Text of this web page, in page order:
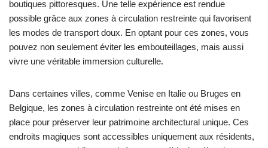
boutiques pittoresques. Une telle expérience est rendue
possible grâce aux zones à circulation restreinte qui favorisent
les modes de transport doux. En optant pour ces zones, vous
pouvez non seulement éviter les embouteillages, mais aussi
vivre une véritable immersion culturelle.
Dans certaines villes, comme Venise en Italie ou Bruges en
Belgique, les zones à circulation restreinte ont été mises en
place pour préserver leur patrimoine architectural unique. Ces
endroits magiques sont accessibles uniquement aux résidents,